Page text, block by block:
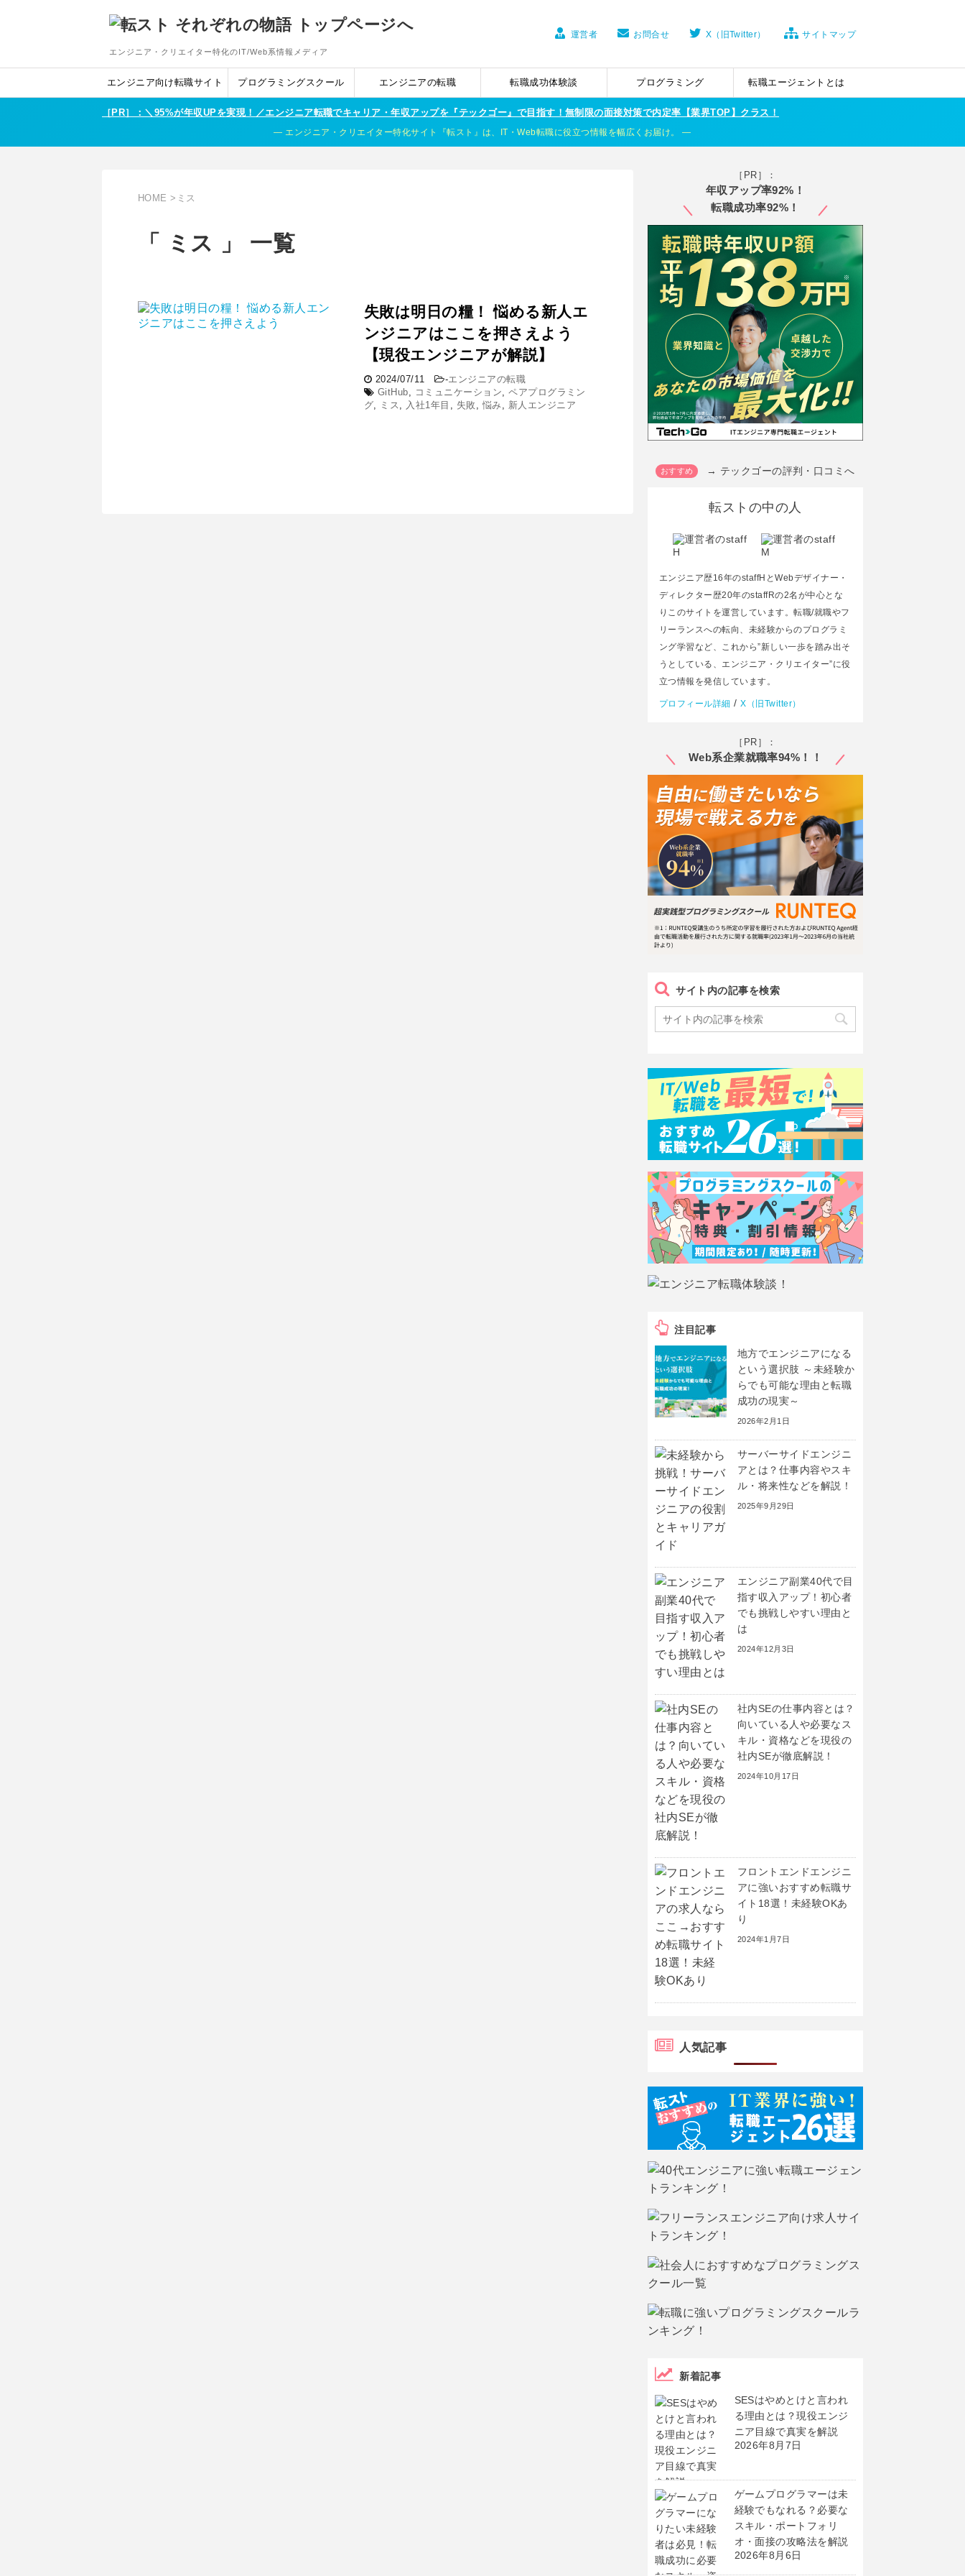
エンジニア・クリエイター特化のIT/Web系情報メディア
運営者 お問合せ X（旧Twitter） サイトマップ
エンジニア向け転職サイト プログラミングスクール エンジニアの転職 転職成功体験談 プログラミング 転職エージェントとは
［PR］：＼95%が年収UPを実現！／エンジニア転職でキャリア・年収アップを『テックゴー』で目指す！無制限の面接対策で内定率【業界TOP】クラス！
エンジニア・クリエイター特化サイト『転スト』は、IT・Web転職に役立つ情報を幅広くお届け。
HOME > ミス
「 ミス 」 一覧
失敗は明日の糧！ 悩める新人エ
ンジニアはここを押さえよう
【現役エンジニアが解説】
2024/07/11 -エンジニアの転職
GitHub, コミュニケーション,ペアプログラミン
グ, ミス , 入社1年目 , 失敗 , 悩み, 新人エンジニア
［PR］：
年収アップ率92%！
転職成功率92%！
→ テックゴーの評判・口コミへ
転ストの中の人
エンジニア歴16年のstaffHとWebデザイナー・
ディレクター歴20年のstaffRの2名が中心とな
りこのサイトを運営しています。転職/就職やフ
リーランスへの転向、未経験からのプログラミ
ング学習など、これから”新しい一歩を踏み出そ
うとしている、エンジニア・クリエイター”に役
立つ情報を発信しています。
プロフィール詳細 /X（旧Twitter）
［PR］：
Web系企業就職率94%！！
サイト内の記事を検索
注目記事
地方でエンジニアになる
という選択肢 ～未経験か
らでも可能な理由と転職
成功の現実～
2026年2月1日
サーバーサイドエンジニ
アとは？仕事内容やスキ
ル・将来性などを解説！
2025年9月29日
エンジニア副業40代で目
指す収入アップ！初心者
でも挑戦しやすい理由と
は
2024年12月3日
社内SEの仕事内容とは？
向いている人や必要なス
キル・資格などを現役の
社内SEが徹底解説！
2024年10月17日
フロントエンドエンジニ
アに強いおすすめ転職サ
イト18選！未経験OKあ
り
2024年1月7日
人気記事
新着記事
SESはやめとけと言われ
る理由とは？現役エンジ
ニア目線で真実を解説
2026年8月7日
ゲームプログラマーは未
経験でもなれる？必要な
スキル・ポートフォリ
オ・面接の攻略法を解説
2026年8月6日